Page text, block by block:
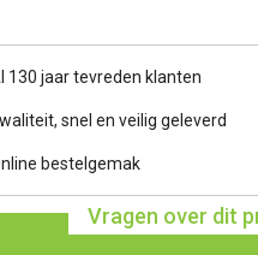
130 jaar tevreden klanten
snel en veilig geleverd
bestelgemak
Vragen over dit